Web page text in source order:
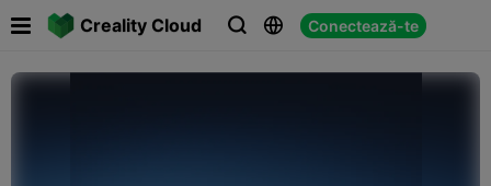
Creality Cloud   Conectează-te
 